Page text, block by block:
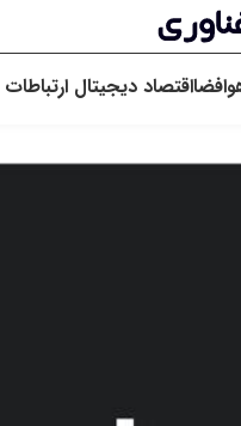
اقتصاد دیجیتال ارتباطات